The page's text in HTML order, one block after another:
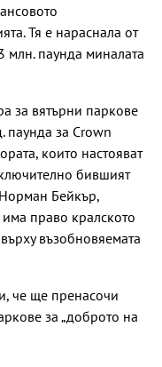
Тя е нараснала от
млн. паунда миналата
за вятърни паркове
паунда за Crown
които настояват
бившият
Бейкър,
право кралското
възобновяемата
че ще пренасочи
за „доброто на